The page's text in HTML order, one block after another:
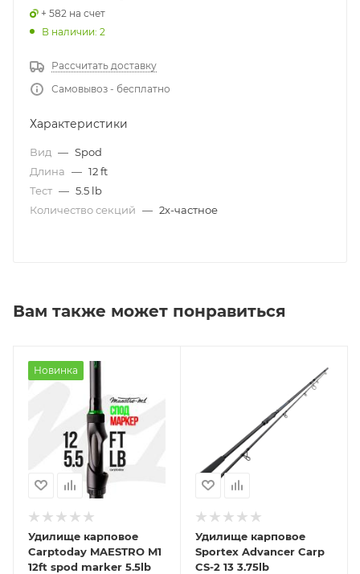
+ 582 на счет
В наличии: 2
Рассчитать доставку
Самовывоз - бесплатно
Характеристики
Вид — Spod
Длина — 12 ft
Тест — 5.5 lb
Количество секций — 2х-частное
Вам также может понравиться
Новинка
Удилище карповое
Carptoday MAESTRO M1
12ft spod marker 5.5lb
Удилище карповое
Sportex Advancer Carp
CS-2 13 3.75lb